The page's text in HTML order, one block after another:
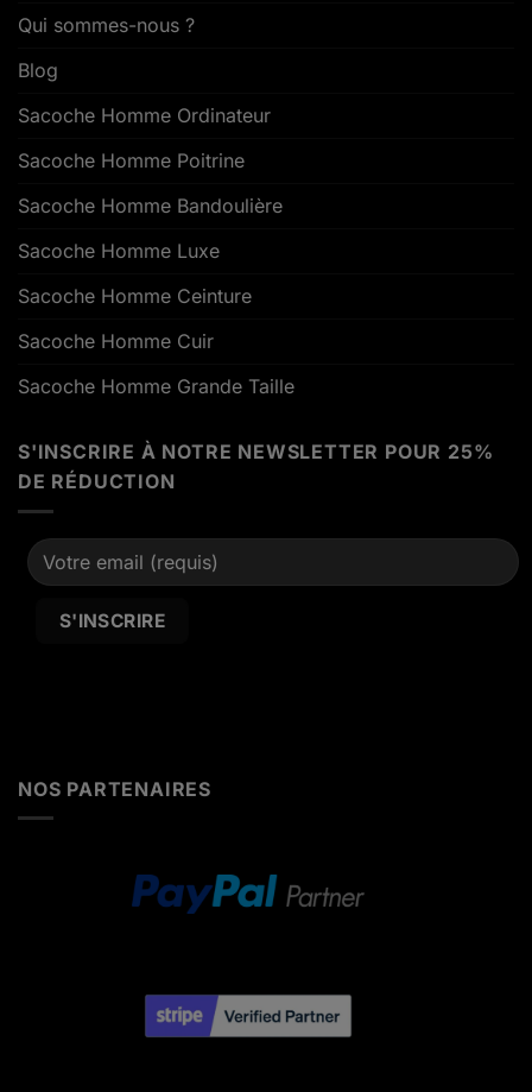
Qui sommes-nous ?
Blog
Sacoche Homme Ordinateur
Sacoche Homme Poitrine
Sacoche Homme Bandoulière
Sacoche Homme Luxe
Sacoche Homme Ceinture
Sacoche Homme Cuir
Sacoche Homme Grande Taille
S'INSCRIRE À NOTRE NEWSLETTER POUR 25%
DE RÉDUCTION
NOS PARTENAIRES